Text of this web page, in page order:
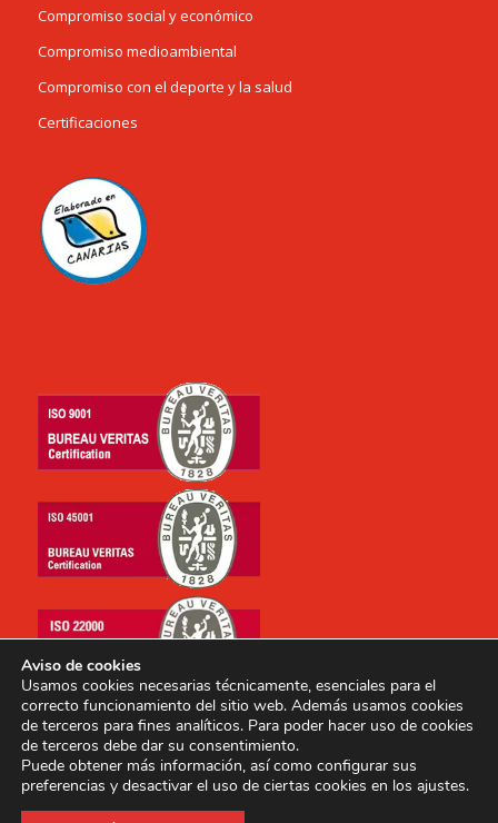
Compromiso social y económico
Compromiso medioambiental
Compromiso con el deporte y la salud
Certificaciones
Aviso de cookies
Usamos cookies necesarias técnicamente, esenciales para el
correcto funcionamiento del sitio web. Además usamos cookies
de terceros para fines analíticos. Para poder hacer uso de cookies
de terceros debe dar su consentimiento.
Puede obtener más información, así como configurar sus
preferencias y desactivar el uso de ciertas cookies en los ajustes.